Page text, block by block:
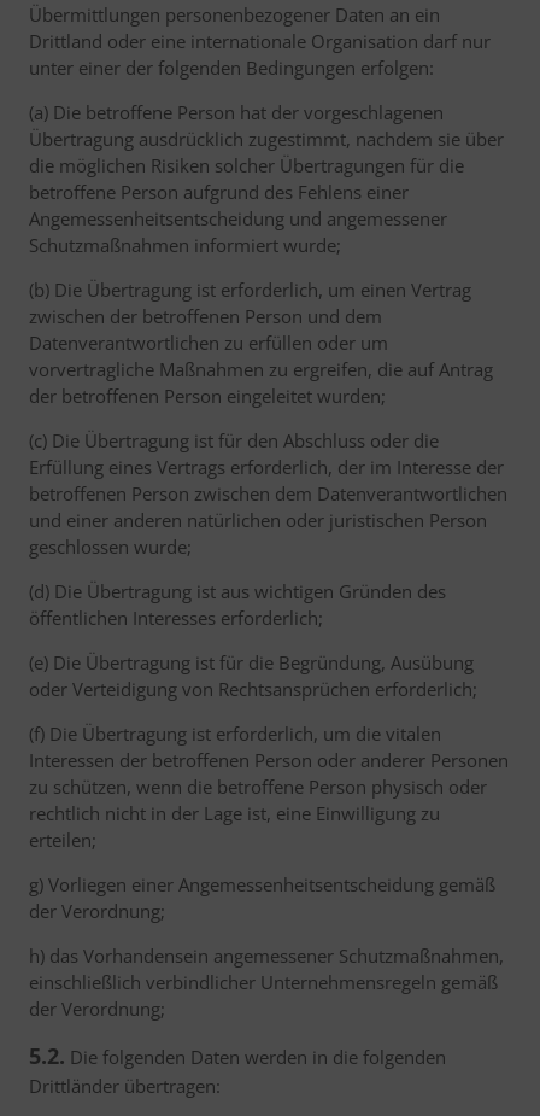
Übermittlungen personenbezogener Daten an ein
Drittland oder eine internationale Organisation darf nur
unter einer der folgenden Bedingungen erfolgen:
(a) Die betroffene Person hat der vorgeschlagenen
Übertragung ausdrücklich zugestimmt, nachdem sie über
die möglichen Risiken solcher Übertragungen für die
betroffene Person aufgrund des Fehlens einer
Angemessenheitsentscheidung und angemessener
Schutzmaßnahmen informiert wurde;
(b) Die Übertragung ist erforderlich, um einen Vertrag
zwischen der betroffenen Person und dem
Datenverantwortlichen zu erfüllen oder um
vorvertragliche Maßnahmen zu ergreifen, die auf Antrag
der betroffenen Person eingeleitet wurden;
(c) Die Übertragung ist für den Abschluss oder die
Erfüllung eines Vertrags erforderlich, der im Interesse der
betroffenen Person zwischen dem Datenverantwortlichen
und einer anderen natürlichen oder juristischen Person
geschlossen wurde;
(d) Die Übertragung ist aus wichtigen Gründen des
öffentlichen Interesses erforderlich;
(e) Die Übertragung ist für die Begründung, Ausübung
oder Verteidigung von Rechtsansprüchen erforderlich;
(f) Die Übertragung ist erforderlich, um die vitalen
Interessen der betroffenen Person oder anderer Personen
zu schützen, wenn die betroffene Person physisch oder
rechtlich nicht in der Lage ist, eine Einwilligung zu
erteilen;
g) Vorliegen einer Angemessenheitsentscheidung gemäß
der Verordnung;
h) das Vorhandensein angemessener Schutzmaßnahmen,
einschließlich verbindlicher Unternehmensregeln gemäß
der Verordnung;
5.2. Die folgenden Daten werden in die folgenden
Drittländer übertragen: